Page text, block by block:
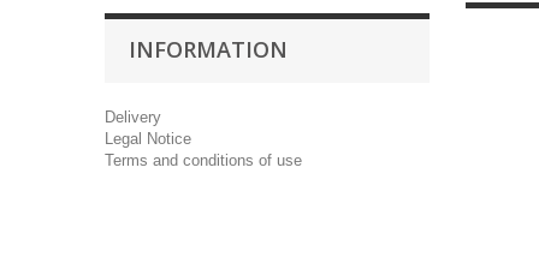
INFORMATION
Delivery
Legal Notice
Terms and conditions of use